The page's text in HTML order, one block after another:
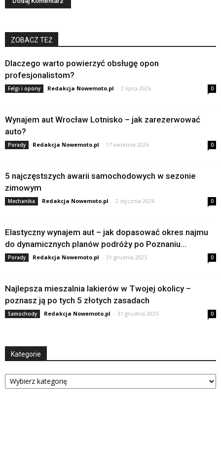
ZOBACZ TEŻ
Dlaczego warto powierzyć obsługę opon
profesjonalistom?
Felgi i opony Redakcja Nowemoto.pl - 2 lipca 2026 0
Wynajem aut Wrocław Lotnisko – jak zarezerwować
auto?
Porady Redakcja Nowemoto.pl - 17 kwietnia 2026 0
5 najczęstszych awarii samochodowych w sezonie
zimowym
Mechanika Redakcja Nowemoto.pl - 2 stycznia 2026 0
Elastyczny wynajem aut – jak dopasować okres najmu
do dynamicznych planów podróży po Poznaniu...
Porady Redakcja Nowemoto.pl - 31 grudnia 2025 0
Najlepsza mieszalnia lakierów w Twojej okolicy –
poznasz ją po tych 5 złotych zasadach
Samochody Redakcja Nowemoto.pl - 31 grudnia 2025 0
Kategorie
Kategorie